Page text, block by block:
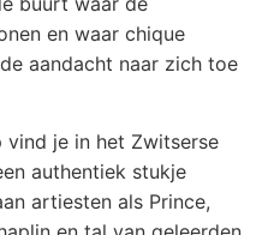
en waar chique
aandacht naar zich toe
vind je in het Zwitserse
authentiek stukje
artiesten als Prince,